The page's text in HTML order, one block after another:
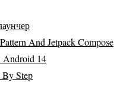
And Jetpack Compose
Android 14
Step